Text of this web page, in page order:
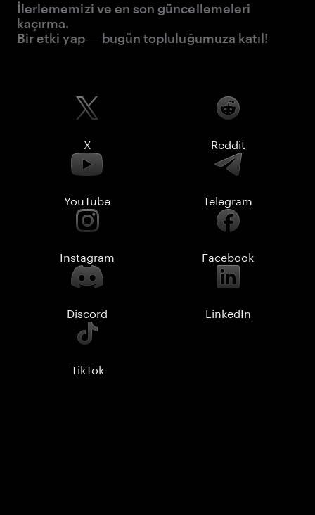
İlerlememizi ve en son güncellemeleri
kaçırma.
Bir etki yap — bugün topluluğumuza katıl!
X Reddit
YouTube Telegram
Instagram Facebook
Discord LinkedIn
TikTok